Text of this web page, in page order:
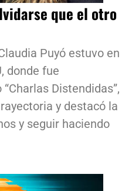
que el otro
Puyó estuvo en
donde fue
Distendidas”,
y destacó la
y seguir haciendo